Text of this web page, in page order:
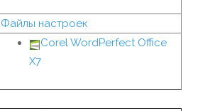
Файлы настроек
Corel WordPerfect Office
X7